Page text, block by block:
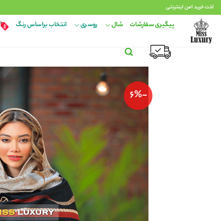
Skip
to
content
لذت خرید امن اینترنتی
پیگیری سفارشات شال روسری انتخاب براساس رنگ
-6%